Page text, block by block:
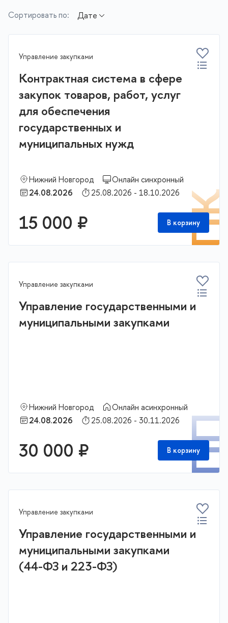
Сортировать по:
Управление закупками
Контрактная система в сфере
закупок товаров, работ, услуг
для обеспечения
государственных и
муниципальных нужд
Нижний Новгород
Онлайн синхронный
24.08.2026
25.08.2026 - 18.10.2026
15 000 ₽ В корзину
Управление закупками
Управление государственными и
муниципальными закупками
Нижний Новгород
Онлайн асинхронный
24.08.2026
25.08.2026 - 30.11.2026
30 000 ₽ В корзину
Управление закупками
Управление государственными и
муниципальными закупками
(44-ФЗ и 223-ФЗ)